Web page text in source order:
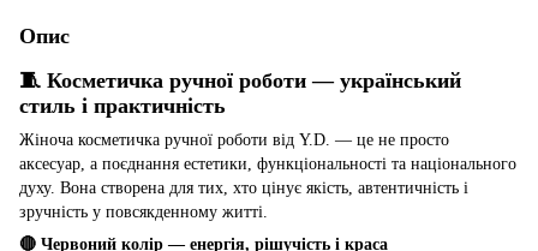
Опис
🧵 Косметичка ручної роботи — український
стиль і практичність
Жіноча косметичка ручної роботи від Y.D. — це не просто
аксесуар, а поєднання естетики, функціональності та національного
духу. Вона створена для тих, хто цінує якість, автентичність і
зручність у повсякденному житті.
🔴 Червоний колір — енергія, рішучість і краса